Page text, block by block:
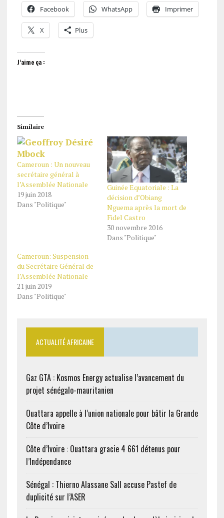
Facebook WhatsApp Imprimer
X Plus
J’aime ça :
Similaire
Cameroun : Un nouveau
secrétaire général à
l’Assemblée Nationale
19 juin 2018
Dans "Politique"
Guinée Equatoriale : La
décision d’Obiang
Nguema après la mort de
Fidel Castro
30 novembre 2016
Dans "Politique"
Cameroun: Suspension
du Secrétaire Général de
l’Assemblée Nationale
21 juin 2019
Dans "Politique"
ACTUALITÉ AFRICAINE
Gaz GTA : Kosmos Energy actualise l’avancement du
projet sénégalo-mauritanien
Ouattara appelle à l’union nationale pour bâtir la Grande
Côte d’Ivoire
Côte d’Ivoire : Ouattara gracie 4 661 détenus pour
l’Indépendance
Sénégal : Thierno Alassane Sall accuse Pastef de
duplicité sur l’ASER